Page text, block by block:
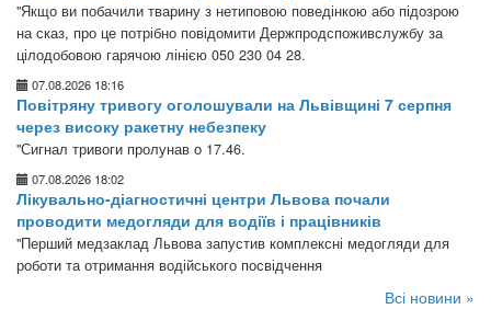
"Якщо ви побачили тварину з нетиповою поведінкою або підозрою
на сказ, про це потрібно повідомити Держпродспоживслужбу за
цілодобовою гарячою лінією 050 230 04 28.
07.08.2026 18:16
Повітряну тривогу оголошували на Львівщині 7 серпня
через високу ракетну небезпеку
"Сигнал тривоги пролунав о 17.46.
07.08.2026 18:02
Лікувально-діагностичні центри Львова почали
проводити медогляди для водіїв і працівників
"Перший медзаклад Львова запустив комплексні медогляди для
роботи та отримання водійського посвідчення
Всі новини »